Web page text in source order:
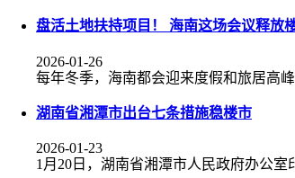
盘活土地扶持项目！ 海南这场会议释放
2026-01-26
每年冬季，海南都会迎来度假和旅居高
湖南省湘潭市出台七条措施稳楼市
2026-01-23
1月20日，湖南省湘潭市人民政府办公